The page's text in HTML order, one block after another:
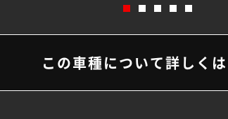
この車種について詳しく